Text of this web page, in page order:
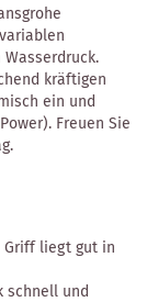
kräftigen
ein und
Freuen Sie
Griff liegt gut in
schnell und